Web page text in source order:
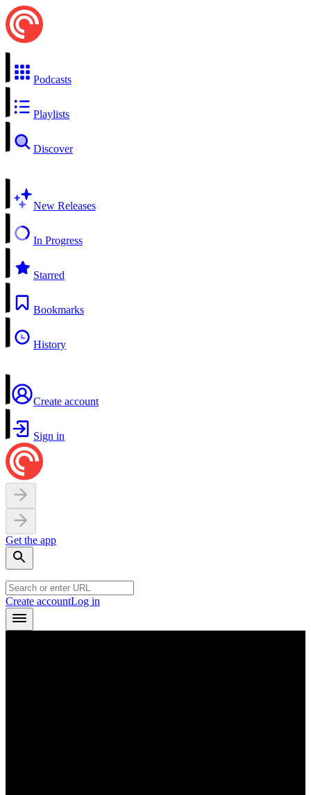
Podcasts
Playlists
Discover
New Releases
In Progress
Starred
Bookmarks
History
Create account
Sign in
Get the app
Create accountLog in